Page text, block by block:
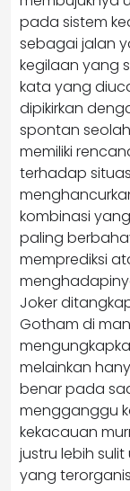
pada sistem
sebagai jalan
kegilaan yang
kata yang
dipikirkan
spontan
memiliki
terhadap
kombinasi
paling
memprediksi
Joker
Gotham di
melainkan
benar pada
mengganggu
kekacauan
justru lebih
yang